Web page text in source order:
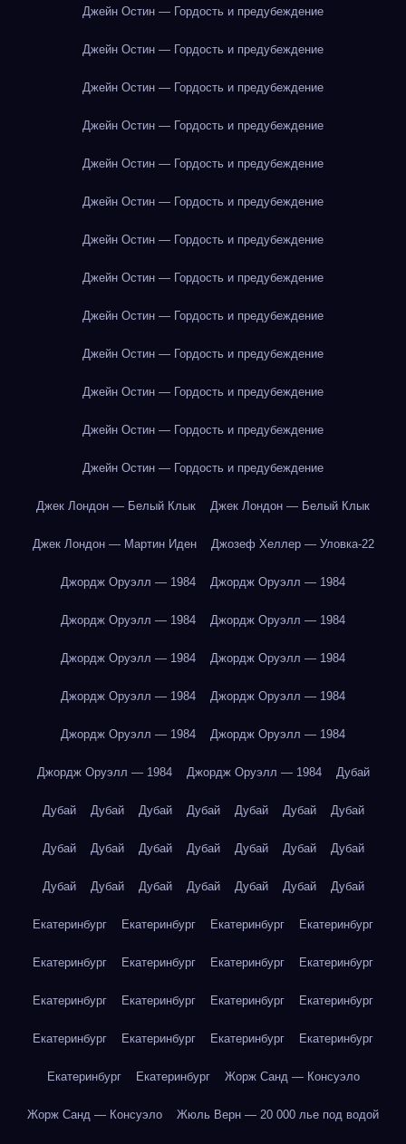
Джейн Остин — Гордость и предубеждение
Джейн Остин — Гордость и предубеждение
Джейн Остин — Гордость и предубеждение
Джейн Остин — Гордость и предубеждение
Джейн Остин — Гордость и предубеждение
Джейн Остин — Гордость и предубеждение
Джейн Остин — Гордость и предубеждение
Джейн Остин — Гордость и предубеждение
Джейн Остин — Гордость и предубеждение
Джейн Остин — Гордость и предубеждение
Джейн Остин — Гордость и предубеждение
Джейн Остин — Гордость и предубеждение
Джейн Остин — Гордость и предубеждение
Джек Лондон — Белый Клык Джек Лондон — Белый Клык
Джек Лондон — Мартин Иден Джозеф Хеллер — Уловка-22
Джордж Оруэлл — 1984 Джордж Оруэлл — 1984
Джордж Оруэлл — 1984 Джордж Оруэлл — 1984
Джордж Оруэлл — 1984 Джордж Оруэлл — 1984
Джордж Оруэлл — 1984 Джордж Оруэлл — 1984
Джордж Оруэлл — 1984 Джордж Оруэлл — 1984
Джордж Оруэлл — 1984 Джордж Оруэлл — 1984 Дубай
Дубай Дубай Дубай Дубай Дубай Дубай Дубай
Дубай Дубай Дубай Дубай Дубай Дубай Дубай
Дубай Дубай Дубай Дубай Дубай Дубай Дубай
Екатеринбург Екатеринбург Екатеринбург Екатеринбург
Екатеринбург Екатеринбург Екатеринбург Екатеринбург
Екатеринбург Екатеринбург Екатеринбург Екатеринбург
Екатеринбург Екатеринбург Екатеринбург Екатеринбург
Екатеринбург Екатеринбург Жорж Санд — Консуэло
Жорж Санд — Консуэло Жюль Верн — 20 000 лье под водой